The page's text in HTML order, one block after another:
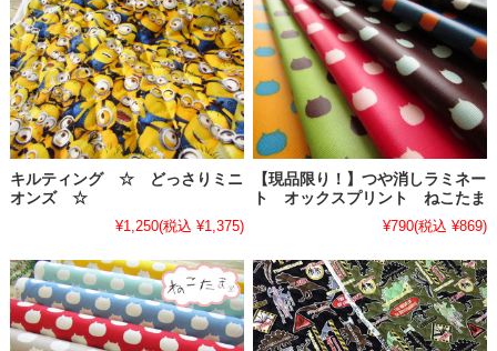
キルティング ☆ どっさりミニ
オンズ ☆
¥1,250(税込 ¥1,375)
【現品限り！】つや消しラミネー
ト オックスプリント ねこたま
¥790(税込 ¥869)